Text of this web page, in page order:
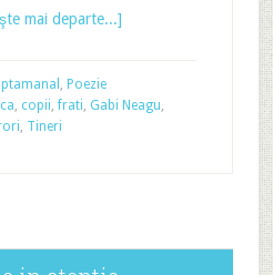
mai departe...]
, Poezie
, copii,frati, Gabi Neagu,
, Tineri